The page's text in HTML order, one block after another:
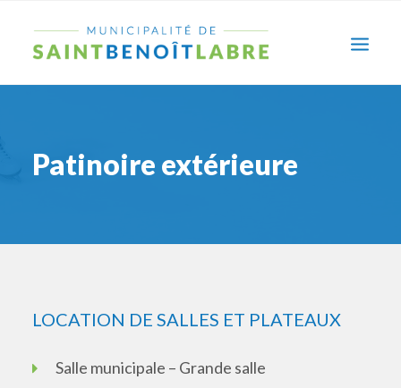
Patinoire extérieure
LOCATION DE SALLES ET PLATEAUX
Salle municipale – Grande salle